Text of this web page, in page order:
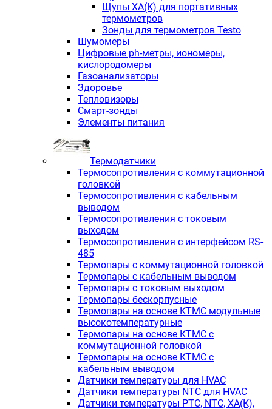
Щупы ХА(К) для портативных
термометров
Зонды для термометров Testo
Шумомеры
Цифровые ph-метры, иономеры,
кислородомеры
Газоанализаторы
Здоровье
Тепловизоры
Смарт-зонды
Элементы питания
Термодатчики
Термосопротивления с коммутационной
головкой
Термосопротивления с кабельным
выводом
Термосопротивления с токовым
выходом
Термосопротивления с интерфейсом RS-
485
Термопары с коммутационной головкой
Термопары с кабельным выводом
Термопары с токовым выходом
Термопары бескорпусные
Термопары на основе КТМС модульные
высокотемпературные
Термопары на основе КТМС с
коммутационной головкой
Термопары на основе КТМС с
кабельным выводом
Датчики температуры для HVAC
Датчики температуры NTC для HVAC
Датчики температуры PTС, NTC, ХА(К),